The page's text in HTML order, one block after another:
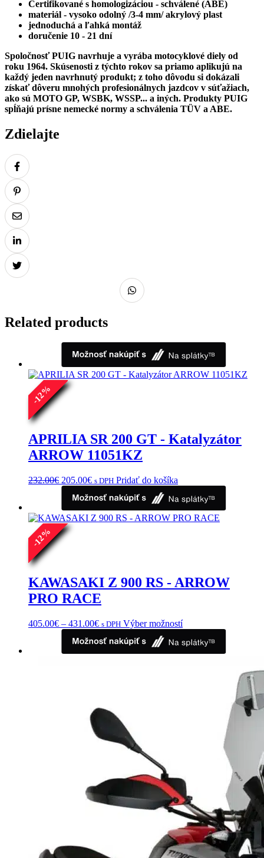
Certifikované s homologizáciou - schválené (ABE)
materiál - vysoko odolný /3-4 mm/akrylový plast
jednoduchá a ľahká montáž
doručenie 10 - 21 dní
Spoločnosť PUIG navrhuje a vyrába motocyklové diely od
roku 1964. Skúsenosti z týchto rokov sa priamo aplikujú na
každý jeden navrhnutý produkt; z toho dôvodu si dokázali
získať dôveru mnohých profesionálnych jazdcov v súťažiach,
ako sú MOTO GP, WSBK, WSSP... a iných. Produkty PUIG
spĺňajú prísne nemecké normy a schválenia TÜV a ABE.
Zdielajte
Related products
-
12
%
APRILIA SR 200 GT - Katalyzátor
ARROW 11051KZ
232.00€ Pôvodná
cena
bola:
232.00€.
205.00€Aktuálna
je:
205.00€.
s DPH Pridať do košíka
-
12
%
KAWASAKI Z 900 RS - ARROW
PRO RACE
405.00€ – 431.00€Price
405.00€
through
s DPH Výber možnostíTento
má
viacero